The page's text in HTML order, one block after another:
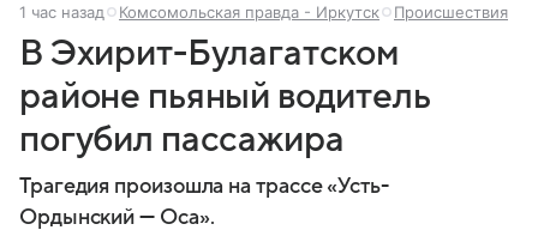
1 час назад Комсомольская правда - Иркутск Происшествия
В Эхирит-Булагатском
районе пьяный водитель
погубил пассажира
Трагедия произошла на трассе «Усть-
Ордынский — Оса».